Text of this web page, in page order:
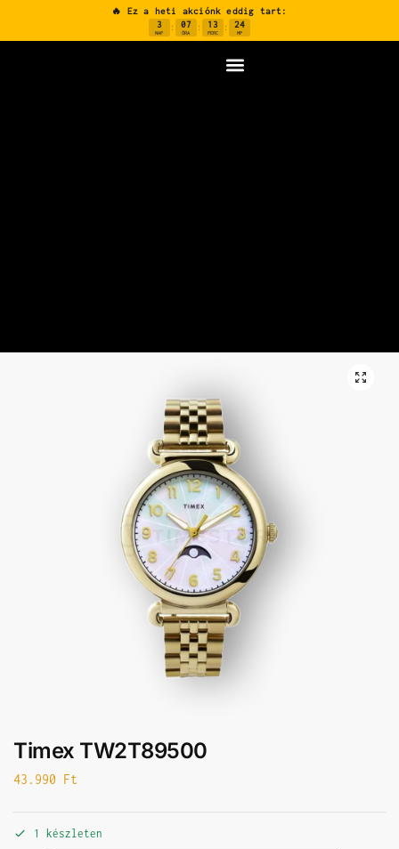
🔥 Ez a heti akciónk eddig tart:
3
NAP
: 07
ÓRA
: 13
PERC
: 24
MP
Timex TW2T89500
43.990 Ft
1 készleten